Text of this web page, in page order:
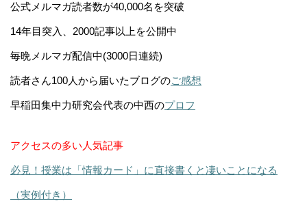
公式メルマガ読者数が40,000名を突破
14年目突入、2000記事以上を公開中
毎晩メルマガ配信中(3000日連続)
読者さん100人から届いたブログのご感想
早稲田集中力研究会代表の中西のプロフ
アクセスの多い人気記事
必見！授業は「情報カード」に直接書くと凄いことになる
（実例付き）